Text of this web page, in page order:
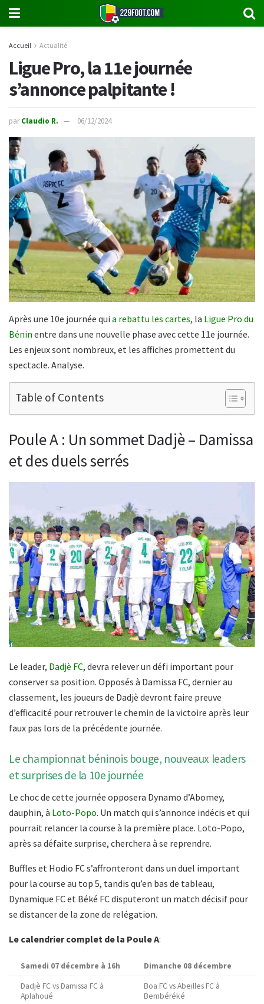
Accueil Actualité
Ligue Pro, la 11e journée
s’annonce palpitante !
par Claudio R. 06/12/2024
Après une 10e journée qui a rebattu les cartes, la Ligue Pro du
Bénin entre dans une nouvelle phase avec cette 11e journée.
Les enjeux sont nombreux, et les affiches promettent du
spectacle. Analyse.
Table of Contents
Poule A : Un sommet Dadjè – Damissa
et des duels serrés
Le leader, Dadjè FC, devra relever un défi important pour
conserver sa position. Opposés à Damissa FC, dernier au
classement, les joueurs de Dadjè devront faire preuve
d’efficacité pour retrouver le chemin de la victoire après leur
faux pas lors de la précédente journée.
Le championnat béninois bouge, nouveaux leaders
et surprises de la 10e journée
Le choc de cette journée opposera Dynamo d’Abomey,
dauphin, à Loto-Popo. Un match qui s’annonce indécis et qui
pourrait relancer la course à la première place. Loto-Popo,
après sa défaite surprise, cherchera à se reprendre.
Buffles et Hodio FC s’affronteront dans un duel important
pour la course au top 5, tandis qu’en bas de tableau,
Dynamique FC et Béké FC disputeront un match décisif pour
se distancer de la zone de relégation.
Le calendrier complet de la Poule A:
Samedi 07 décembre à 16h
Dimanche 08 décembre
Dadjè FC vs Damissa FC à
Aplahoué
Boa FC vs Abeilles FC à
Bembéréké